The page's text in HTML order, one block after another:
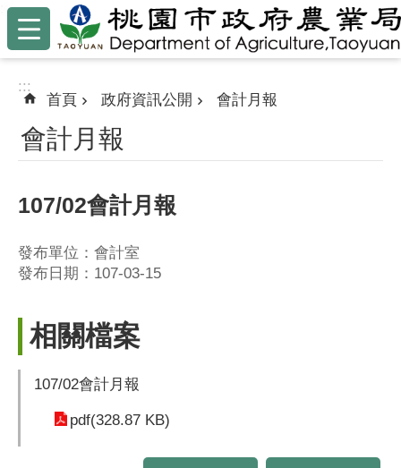
跳到主要內容區塊
:::
:::
首頁 政府資訊公開 會計月報
會計月報
107/02會計月報
發布單位：會計室
發布日期：107-03-15
相關檔案
107/02會計月報
pdf(328.87 KB)